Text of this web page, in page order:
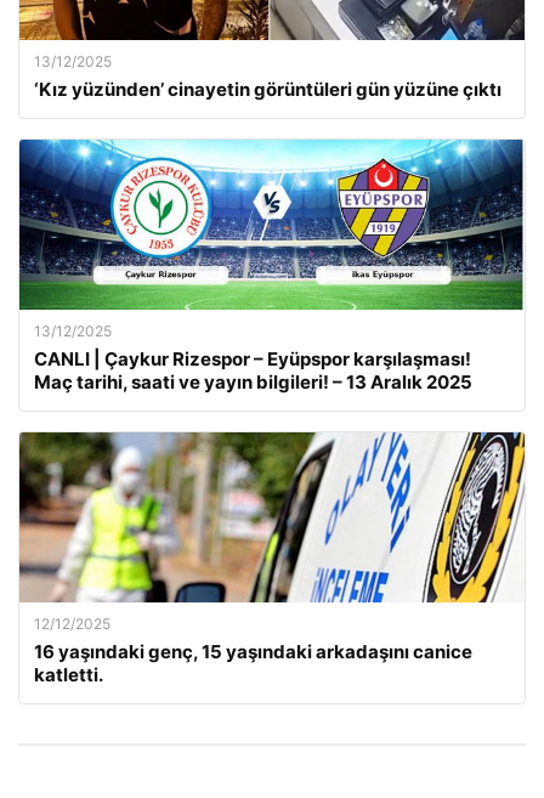
13/12/2025
‘Kız yüzünden’ cinayetin görüntüleri gün yüzüne çıktı
13/12/2025
CANLI | Çaykur Rizespor – Eyüpspor karşılaşması!
Maç tarihi, saati ve yayın bilgileri! – 13 Aralık 2025
12/12/2025
16 yaşındaki genç, 15 yaşındaki arkadaşını canice
katletti.